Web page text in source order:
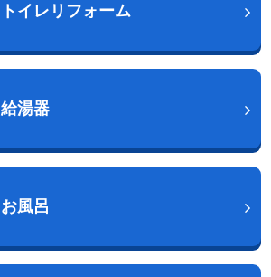
トイレリフォーム
給湯器
お風呂